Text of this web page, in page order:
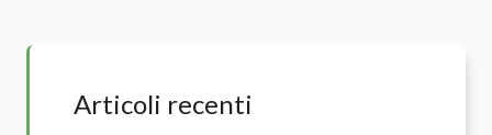
Articoli recenti